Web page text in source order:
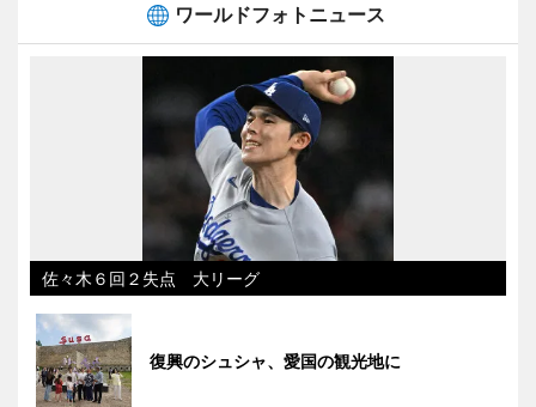
ワールドフォトニュース
佐々木６回２失点 大リーグ
復興のシュシャ、愛国の観光地に